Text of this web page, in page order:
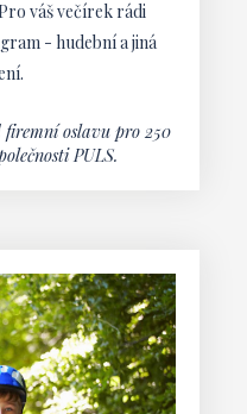
váš večírek rádi
- hudební a jiná
oslavu pro 250
PULS.